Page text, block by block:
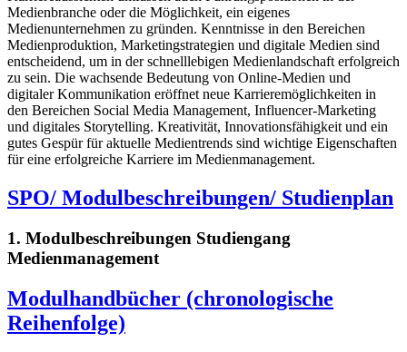
Medienbranche oder die Möglichkeit, ein eigenes
Medienunternehmen zu gründen. Kenntnisse in den Bereichen
Medienproduktion, Marketingstrategien und digitale Medien sind
entscheidend, um in der schnelllebigen Medienlandschaft erfolgreich
zu sein. Die wachsende Bedeutung von Online-Medien und
digitaler Kommunikation eröffnet neue Karrieremöglichkeiten in
den Bereichen Social Media Management, Influencer-Marketing
und digitales Storytelling. Kreativität, Innovationsfähigkeit und ein
gutes Gespür für aktuelle Medientrends sind wichtige Eigenschaften
für eine erfolgreiche Karriere im Medienmanagement.
SPO/ Modulbeschreibungen/ Studienplan
1. Modulbeschreibungen Studiengang
Medienmanagement
Modulhandbücher (chronologische
Reihenfolge)